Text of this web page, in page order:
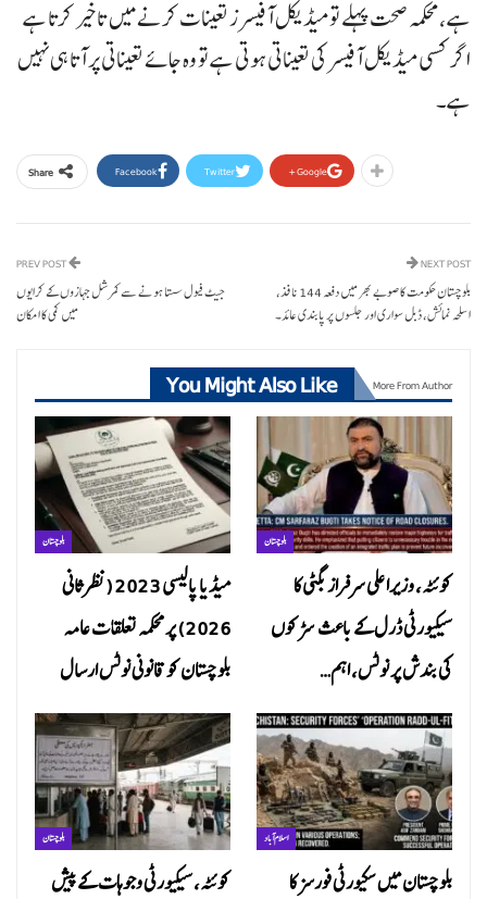
ہے ،محکمہ صحت پہلے تو میڈیکل آفیسرز تعینات کرنے میں تاخیر کرتا ہے
اگر کسی میڈیکل آفیسر کی تعیناتی ہوتی ہے تو وہ جائے تعیناتی پر آتا ہی نہیں
ہے۔
Share Facebook Twitter Google+
جیٹ فیول سستا ہونے سے کمرشل جہازوں کے کرایوں
میں کمی کا امکان
NEXT POST
بلوچستان حکومت کا صوبے بھر میں دفعہ 144 نافذ،
اسلحہ نمائش، ڈبل سواری اور جلسوں پر پابندی عائد۔
You Might Also Like More From Author
بلوچستان
میڈیا پالیسی 2023 (نظرثانی
2026) پر محکمہ تعلقات عامہ
بلوچستان کو قانونی نوٹس ارسال
بلوچستان
کوئٹہ، وزیراعلی سرفراز بگٹی کا
سیکیورٹی ڈرل کے باعث سڑکوں
کی بندش پر نوٹس، اہم…
بلوچستان
کوئٹہ، سیکیورٹی وجوہات کے پیش
اسلام آباد
بلوچستان میں سکیورٹی فورسز کا